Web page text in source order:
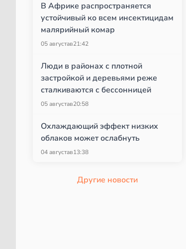
В Африке распространяется
устойчивый ко всем инсектицидам
малярийный комар
05 августав21:42
Люди в районах с плотной
застройкой и деревьями реже
сталкиваются с бессонницей
05 августав20:58
Охлаждающий эффект низких
облаков может ослабнуть
04 августав13:38
Другие новости